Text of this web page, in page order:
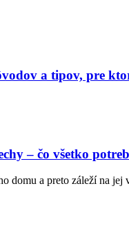
a tipov, pre
– čo všetko
domu a preto záleží na jej